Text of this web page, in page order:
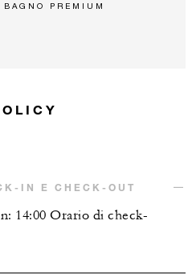
PREMIUM
IN E CHECK-OUT
14:00 Orario di check-